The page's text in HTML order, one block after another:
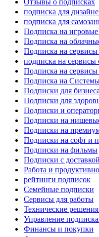
подписка для
подписка для
Подписка на
Подписка на
Подписка на
подписка на сервисы
Подписка на
Подписка на
Подписки для
Подписки для
Подписки и
Подписки на
Подписки на
Подписки на софт и
Подписки на фильмы
Подписки с доставкой
Работа и
рейтинги подписок
Семейные подписки
Сервисы для работы
Технические
Управление
Финансы и покупки